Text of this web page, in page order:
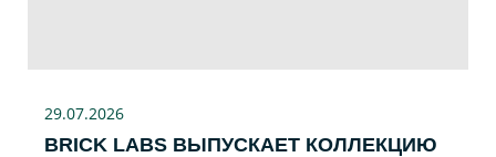
29.07.2026
BRICK LABS ВЫПУСКАЕТ КОЛЛЕКЦИЮ